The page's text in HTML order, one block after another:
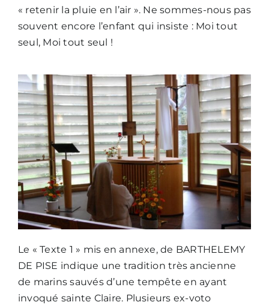
« retenir la pluie en l’air ». Ne sommes-nous pas
souvent encore l’enfant qui insiste : Moi tout
seul, Moi tout seul !
Le « Texte 1 » mis en annexe, de BARTHELEMY
DE PISE indique une tradition très ancienne
de marins sauvés d’une tempête en ayant
invoqué sainte Claire. Plusieurs ex-voto